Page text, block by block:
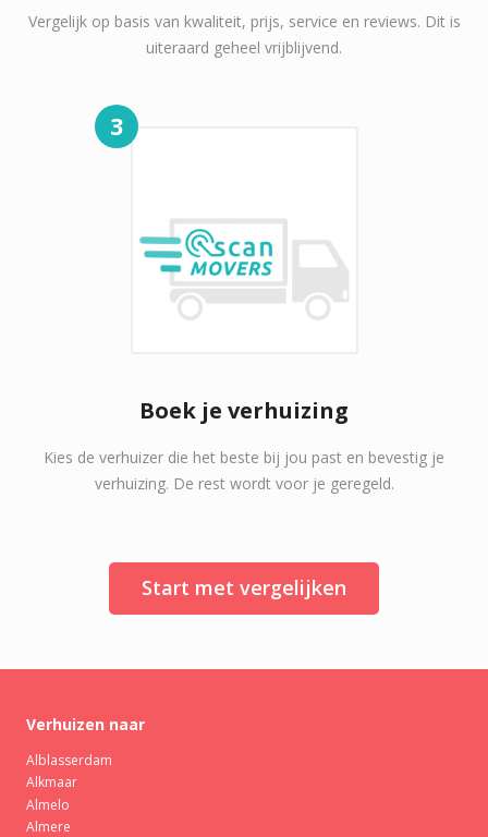
Vergelijk op basis van kwaliteit, prijs, service en reviews. Dit is
uiteraard geheel vrijblijvend.
3
Boek je verhuizing
Kies de verhuizer die het beste bij jou past en bevestig je
verhuizing. De rest wordt voor je geregeld.
Start met vergelijken
Verhuizen naar
Alblasserdam
Alkmaar
Almelo
Almere